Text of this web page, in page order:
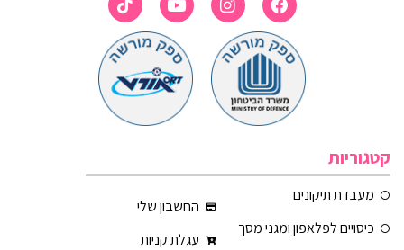
קטגוריות
מעבדת תיקונים
כיסויים לפלאפון ומגני מסך
החשבון שלי
עגלת קניות